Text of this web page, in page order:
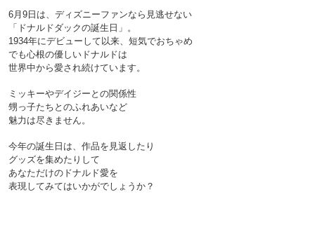
6月9日は、ディズニーファンなら見逃せない
「ドナルドダックの誕生日」。
1934年にデビューして以来、短気でおちゃめ
でも心根の優しいドナルドは
世界中から愛され続けています。
ミッキーやデイジーとの関係性
甥っ子たちとのふれあいなど
魅力は尽きません。
今年の誕生日は、作品を見返したり
グッズを集めたりして
あなただけのドナルド愛を
表現してみてはいかがでしょうか？